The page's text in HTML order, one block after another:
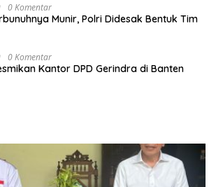
0 Komentar
Munir, Polri Didesak Bentuk Tim
0 Komentar
Kantor DPD Gerindra di Banten